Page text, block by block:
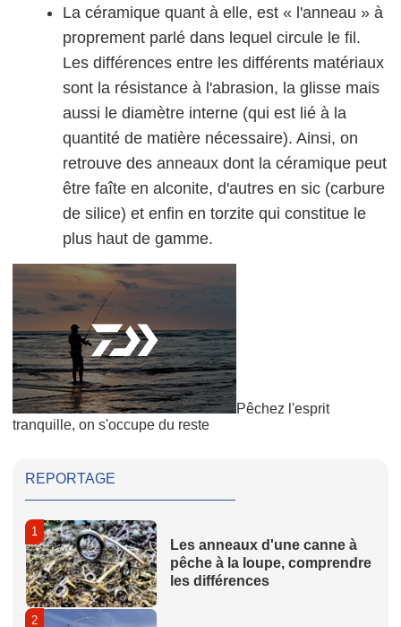
La céramique quant à elle, est « l'anneau » à
proprement parlé dans lequel circule le fil.
Les différences entre les différents matériaux
sont la résistance à l'abrasion, la glisse mais
aussi le diamètre interne (qui est lié à la
quantité de matière nécessaire). Ainsi, on
retrouve des anneaux dont la céramique peut
être faîte en alconite, d'autres en sic (carbure
de silice) et enfin en torzite qui constitue le
plus haut de gamme.
Pêchez l'esprit
tranquille, on s'occupe du reste
REPORTAGE
1
Les anneaux d'une canne à
pêche à la loupe, comprendre
les différences
2